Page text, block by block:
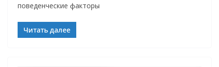
поведенческие факторы
Читать далее